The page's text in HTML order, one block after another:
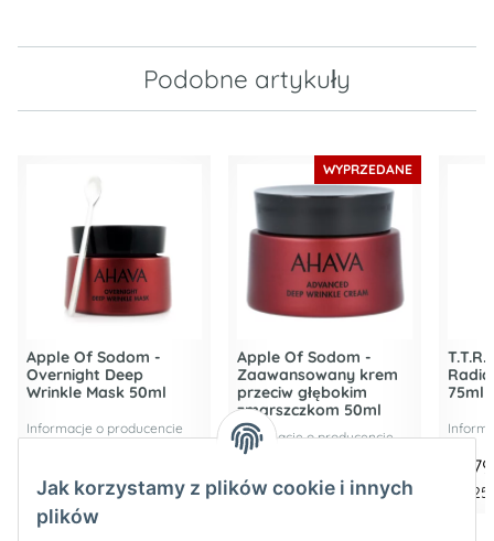
Podobne artykuły
Apple Of Sodom -
Overnight Deep
Wrinkle Mask 50ml
Informacje o producencie
1.482,74 € za 1 l
WYPRZEDANE
Apple Of Sodom -
Zaawansowany krem
przeciw głębokim
zmarszczkom 50ml
Informacje o producencie
2.237,20 € za 1 l
75ml
Jak korzystamy z plików cookie i innych
plików